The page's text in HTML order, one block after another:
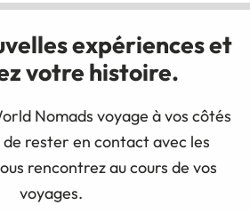
expériences et
votre histoire.
Nomads voyage à vos côtés
rester en contact avec les
rencontrez au cours de vos
voyages.